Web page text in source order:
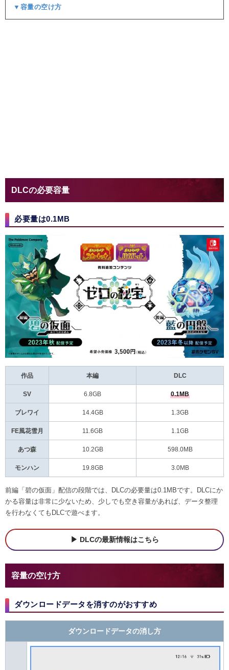
▼容量の空け方
DLCの必要容量
必要量は0.1MB
作品 本編 DLC
SV 6.8GB 0.1MB
ブレワイ 14.4GB 1.3GB
FE風花雪月 11.6GB 1.1GB
あつ森 10.2GB 598.0MB
モンハン 19.8GB 3.0MB
前編「碧の仮面」配信の段階では、DLCの必要量は0.1MBです。DLCにか
かる容量は非常に少ないため、少しでも空き容量があれば、データ整理
を行わなくてもDLCで遊べます。
DLCの最新情報はこちら
容量の空け方
ダウンロードデータを消すのがおすすめ
ダウンロードデータの消し方